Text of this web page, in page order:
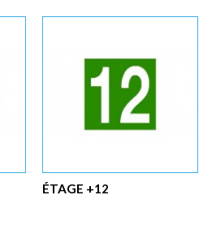
ÉTAGE +12